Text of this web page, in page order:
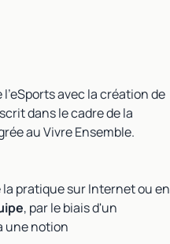
l’eSports avec la création de
dans le cadre de la
au Vivre Ensemble.
la pratique sur Internet ou en
, par le biais d'un
une notion